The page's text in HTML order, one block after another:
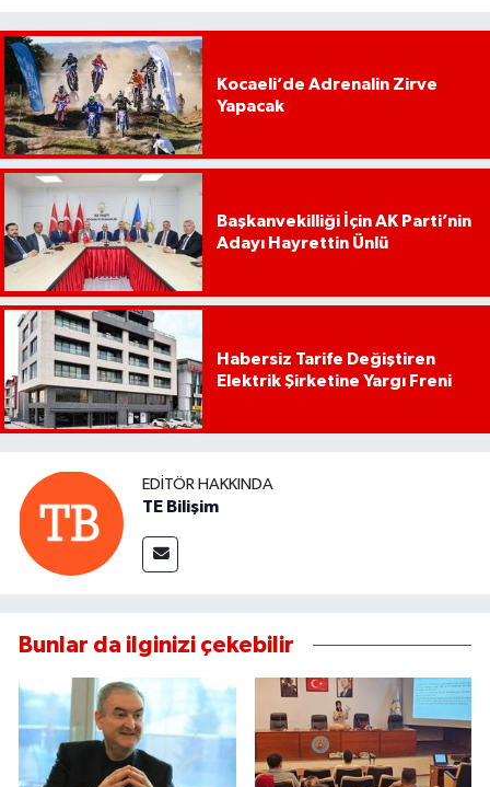
Kocaeli’de Adrenalin Zirve
Yapacak
Başkanvekilliği İçin AK Parti’nin
Adayı Hayrettin Ünlü
Habersiz Tarife Değiştiren
Elektrik Şirketine Yargı Freni
EDITÖR HAKKINDA
TE Bilişim
Bunlar da ilginizi çekebilir